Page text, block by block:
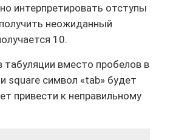
интерпретировать отступы
неожиданный
10.
вместо пробелов в
square символ «tab» будет
привести к неправильному